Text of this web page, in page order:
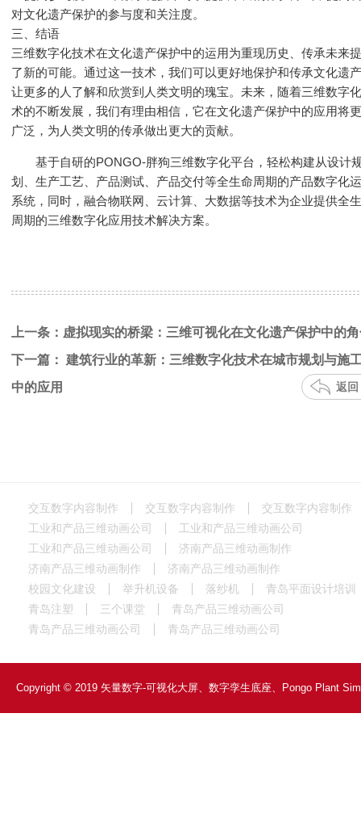
对文化遗产保护的参与度和关注度。
三、结语
三维数字化技术在文化遗产保护中的运用为重现历史、传承未来
了新的可能。通过这一技术，我们可以更好地保护和传承文化遗
让更多的人了解和欣赏到人类文明的瑰宝。未来，随着三维数字
术的不断发展，我们有理由相信，它在文化遗产保护中的应用将
广泛，为人类文明的传承做出更大的贡献。
基于自研的PONGO-胖狗三维数字化平台，轻松构建从设计
划、生产工艺、产品测试、产品交付等全生命周期的产品数字化
系统，同时，融合物联网、云计算、大数据等技术为企业提供全
周期的三维数字化应用技术解决方案。
上一条：虚拟现实的桥梁：三维可视化在文化遗产保护中的
下一篇： 建筑行业的革新：三维数字化技术在城市规划与施
中的应用
返回
交互数字内容制作 交互数字内容制作
交互数字内容制作
工业和产品三维动画公司
工业和产品三维动画公司
工业和产品三维动画公司
济南产品三维动画制作
济南产品三维动画制作
济南产品三维动画制作
校园文化建设
举升机设备 落纱机
青岛平面设计培训
青岛注塑
三个课堂
青岛产品三维动画公司
青岛产品三维动画公司
青岛产品三维动画公司
Copyright © 2019 矢量数字-可视化大屏、数字孪生底座、Pongo Plant